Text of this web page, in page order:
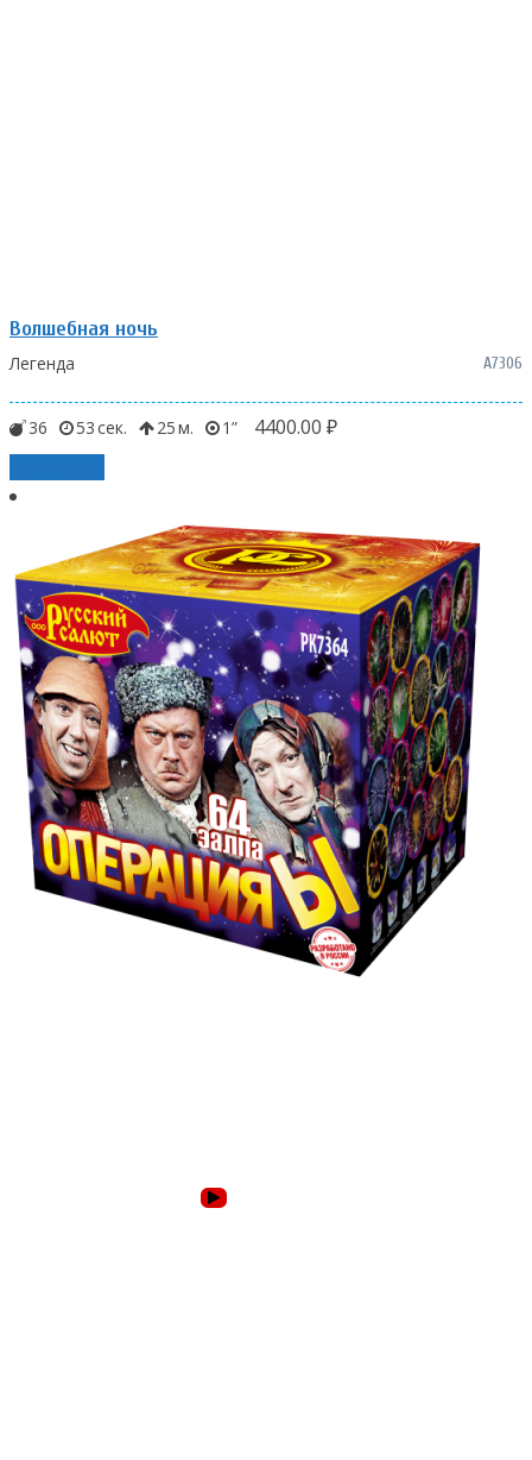
Волшебная ночь
А7306
Легенда
36 53 25 1 4400.00 ₽